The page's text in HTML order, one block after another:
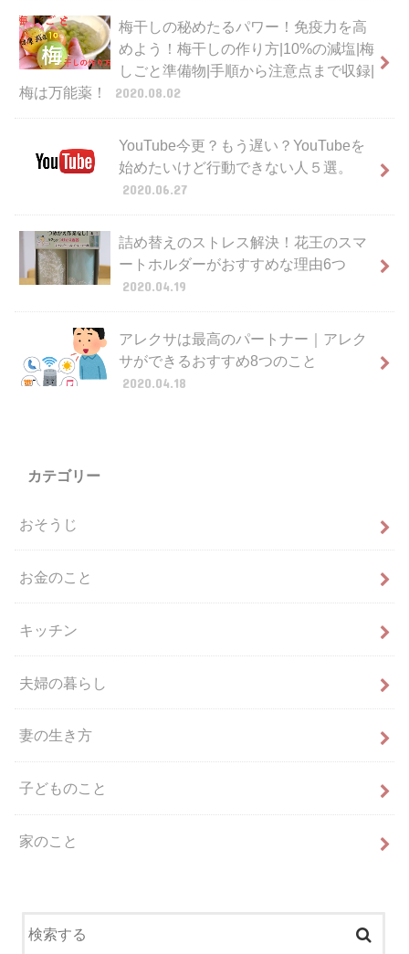
梅干しの秘めたるパワー！免疫力を高
めよう！梅干しの作り方|10%の減塩|梅
しごと準備物|手順から注意点まで収録|
梅は万能薬！
2020.08.02
YouTube今更？もう遅い？YouTubeを
始めたいけど行動できない人５選。
2020.06.27
詰め替えのストレス解決！花王のスマ
ートホルダーがおすすめな理由6つ
2020.04.19
アレクサは最高のパートナー｜アレク
サができるおすすめ8つのこと
2020.04.18
カテゴリー
おそうじ
お金のこと
キッチン
夫婦の暮らし
妻の生き方
子どものこと
家のこと